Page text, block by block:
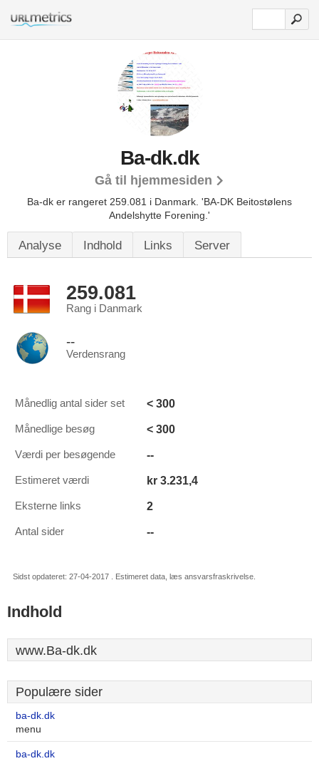
Ba-dk.dk
Gå til hjemmesiden
Ba-dk er rangeret 259.081 i Danmark. 'BA-DK Beitostølens
Andelshytte Forening.'
Analyse Indhold Links Server
259.081
Rang i Danmark
--
Verdensrang
Månedlig antal sider set < 300
Månedlige besøg < 300
Værdi per besøgende --
Estimeret værdi kr 3.231,4
Eksterne links 2
Antal sider --
Sidst opdateret: 27-04-2017 . Estimeret data, læs ansvarsfraskrivelse.
Indhold
www.Ba-dk.dk
Populære sider
ba-dk.dk
menu
ba-dk.dk